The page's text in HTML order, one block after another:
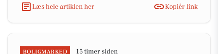
Læs hele artiklen her
Kopiér link
BOLIGMARKED 15 timer siden